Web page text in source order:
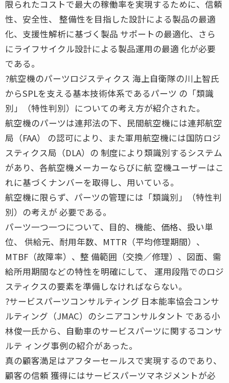
限られたコストで最大の稼働率を実現するために、信頼
性、安全性、 整備性を目指した設計による製品の最適
化、支援性解析に基づく製品 サポートの最適化、さら
にライフサイクル設計による製品運用の最適 化が必要
である。
?航空機のパーツロジスティクス 海上自衛隊の川上智氏
からSPLを支える基本技術体系であるパーツ の「類識
別」（特性判別）についての考え方が紹介された。
航空機のパーツは連邦法の下、民間航空機には連邦航空
局（FAA） の認可により、また軍用航空機には国防ロジ
スティクス局（DLA）の 制度により類識別するシステム
があり、各航空機メーカーならびに航 空機ユーザーはこ
れに基づくナンバーを取得し、用いている。
航空機に限らず、パーツの管理には「類識別」（特性判
別）の考えが 必要である。
パーツ一つ一つについて、目的、機能、価格、扱い単
位、 供給元、耐用年数、MTTR（平均修理期間）、
MTBF（故障率）、整 備範囲（交換／修理）、図面、需
給所用期間などの特性を明確にして、 運用段階でのロジ
スティクスの要素を準備しなければならない。
?サービスパーツコンサルティング 日本能率協会コンサ
ルティング（JMAC）のシニアコンサルタント である小
林俊一氏から、自動車のサービスパーツに関するコンサ
ルテ ィング事例の紹介があった。
真の顧客満足はアフターセールスで実現するのであり、
顧客の信頼 獲得にはサービスパーツマネジメントが必